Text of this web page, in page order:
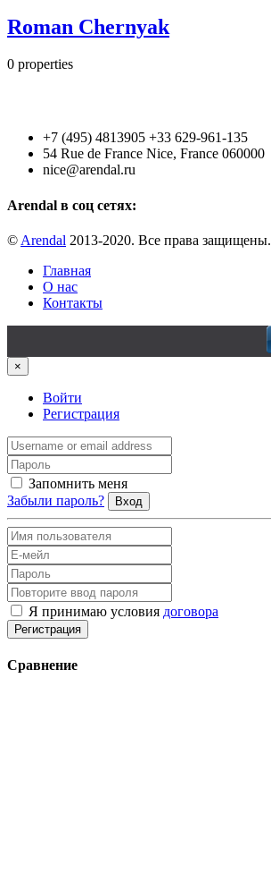
Roman Chernyak
0 properties
+7 (495) 4813905 +33 629-961-135
54 Rue de France Nice, France 060000
nice@arendal.ru
Arendal в соц сетях:
© Arendal 2013-2020. Все права защищены.
Главная
О нас
Контакты
×
Войти
Регистрация
Запомнить меня
Забыли пароль?
Вход
Я принимаю условия договора
Регистрация
Сравнение